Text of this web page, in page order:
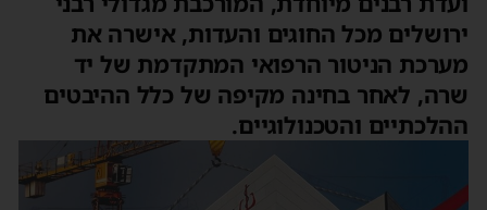
ירושלים מכל החוגים והעדות, אישרה את
מערכת הניטור הרפואי המתקדמת של יד
שרה, לאחר בחינה מקיפה של כלל ההיבטים
ההלכתיים והטכנולוגיים.